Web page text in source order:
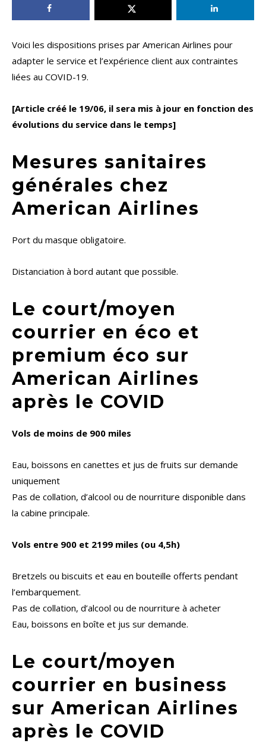
Voici les dispositions prises par American Airlines pour
adapter le service et l’expérience client aux contraintes
liées au COVID-19.
[Article créé le 19/06, il sera mis à jour en fonction des
évolutions du service dans le temps]
Mesures sanitaires
générales chez
American Airlines
Port du masque obligatoire.
Distanciation à bord autant que possible.
Le court/moyen
courrier en éco et
premium éco sur
American Airlines
après le COVID
Vols de moins de 900 miles
Eau, boissons en canettes et jus de fruits sur demande
uniquement
Pas de collation, d’alcool ou de nourriture disponible dans
la cabine principale.
Vols entre 900 et 2199 miles (ou 4,5h)
Bretzels ou biscuits et eau en bouteille offerts pendant
l’embarquement.
Pas de collation, d’alcool ou de nourriture à acheter
Eau, boissons en boîte et jus sur demande.
Le court/moyen
courrier en business
sur American Airlines
après le COVID